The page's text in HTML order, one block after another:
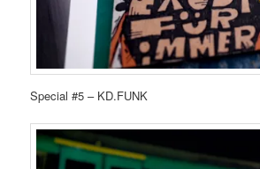
Special #5 – KD.FUNK